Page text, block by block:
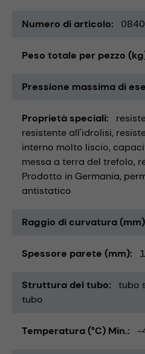
Numero di articolo
Peso totale per pezzo
Pressione massima di
Proprietà speciali
resistente all'idrolisi
interno molto liscio
messa a terra del trefolo
Prodotto in Germania
antistatico
Raggio di curvatura (mm)
Spessore parete (mm)
Struttura del tubo
tubo
tubo
Temperatura (°C) Min. -